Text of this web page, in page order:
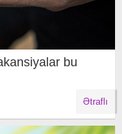
bu
Ətraflı